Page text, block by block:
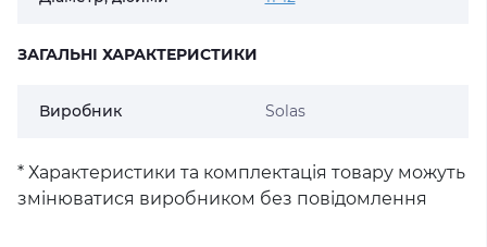
ЗАГАЛЬНІ ХАРАКТЕРИСТИКИ
Виробник Solas
* Характеристики та комплектація товару можуть
змінюватися виробником без повідомлення